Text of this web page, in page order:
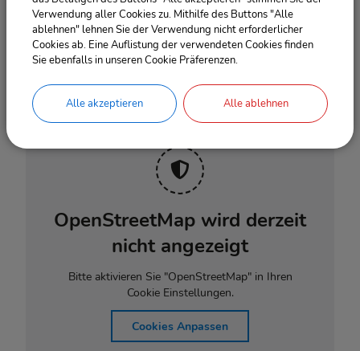
13.09.2026 08:00‐ 11:00Uhr
OpenStreetMap wird derzeit
nicht angezeigt
Bitte aktivieren Sie "OpenStreetMap" in Ihren
Cookie Einstellungen.
Cookies Anpassen
Verwendung aller Cookies zu. Mithilfe des Buttons "Alle
ablehnen" lehnen Sie der Verwendung nicht erforderlicher
Cookies ab. Eine Auflistung der verwendeten Cookies finden
Sie ebenfalls in unseren Cookie Präferenzen.
Alle akzeptieren Alle ablehnen